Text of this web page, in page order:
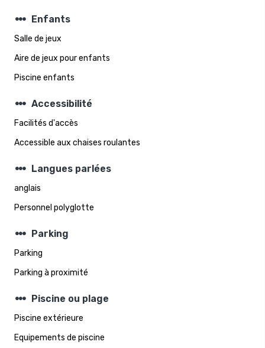
steppers Enfants
Salle de jeux
Aire de jeux pour enfants
Piscine enfants
steppers Accessibilité
Facilités d'accès
Accessible aux chaises roulantes
steppers Langues parlées
anglais
Personnel polyglotte
steppers Parking
Parking
Parking à proximité
steppers Piscine ou plage
Piscine extérieure
Equipements de piscine